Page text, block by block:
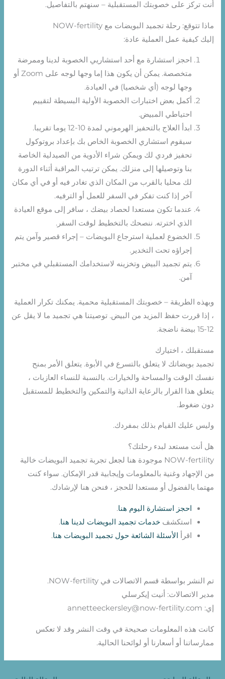
أنت تركز على خصوبتك المستقبلية – سنهتم بالتفاصيل.
ماذا تتوقع: رحلة تجميد البويضات مع NOW-fertility
إليك كيفية عمل العملية عادة:
احجز استشارة مع أحد استشاريي الخصوبة لدينا وممرضة
متخصصة. يمكن أن يكون هذا إما وجها لوجه على Zoom أو
وجها لوجه (أي شخصيا) في العيادة.
أكمل بعض اختبارات الخصوبة الأولية البسيطة لتقييم
احتياطي المبيض.
ابدأ العلاج بالتحفيز الهرموني لمدة 10-12 يوما تقريبا.
سيقوم استشاري الخصوبة الخاص بك بإعداد بروتوكول
تحفيز فردي لك ويمكن شراء الأدوية من الصيدلية الخاصة
بنا وتوصيلها إلى منزلك. يمكن ترتيب المراقبة أثناء الدورة
لك محليا بالقرب من المكان الذي تغادر فيه أو في أي مكان
آخر إذا كنت تفكر في السفر للعمل أو الترفيه.
عندما تكون مستعدا لحصاد بيضك ، سافر إلى موقع العيادة
الذي اخترته. ننصحك بالتخطيط لوقت السفر.
الخضوع لعملية استرجاع البويضات – إجراء قصير وآمن يتم
إجراؤه تحت التخدير.
يتم تجميد البيض وتخزينه لاستخدامك المستقبلي في مختبر
آمن.
وبهذه الطريقة – خصوبتك المستقبلية محمية. يمكنك تكرار العملية
، إذا قررت حفظ المزيد من البيض. توصيتنا هي تجميد ما لا يقل عن
12-15 بيضة ناضجة.
مستقبلك ، اختيارك
تجميد بويضاتك لا يتعلق بالتسرع في الأبوة. يتعلق الأمر بمنح
نفسك الوقت والمساحة والخيارات. بالنسبة للنساء العازبات ،
يتعلق هذا القرار بالرعاية الذاتية والتمكين والتخطيط للمستقبل
دون ضغوط.
وليس عليك القيام بذلك بمفردك.
هل أنت مستعد لبدء رحلتك؟
NOW-fertility موجودة هنا لجعل تجربة تجميد البويضات خالية
من الإجهاد وغنية بالمعلومات وإيجابية قدر الإمكان. سواء كنت
مهتما بالفضول أو مستعدا للحجز ، فنحن هنا لإرشادك.
احجز استشارة اليوم هنا.
استكشفخدمات تجميد البويضات لدينا هنا.
اقرأ الأسئلة الشائعة حول تجميد البويضات هنا.
تم النشر بواسطة قسم الاتصالات في NOW-fertility.
مدير الاتصالات: أنيت إيكرسلي
إي: annetteeckersley@now-fertility.com
كانت هذه المعلومات صحيحة في وقت النشر وقد لا تعكس
ممارساتنا أو أسعارنا أو لوائحنا الحالية.